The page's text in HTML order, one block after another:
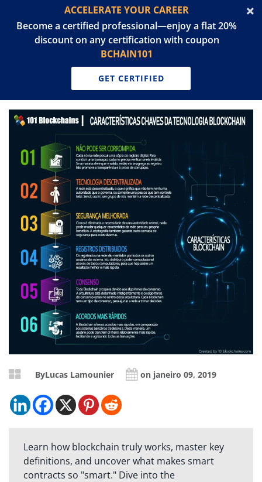
ACCELERATE YOUR CAREER
Become a certified professional—enjoy a flat 20%
discount on any certification with coupon
BCHAIN101
GET CERTIFIED
ByLucas Lamounier on janeiro 09, 2019
Learn how blockchain truly works, master key
definitions, and uncover what makes smart
contracts so "smart." Dive into the